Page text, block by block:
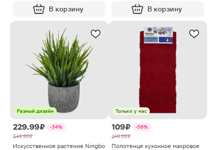
В корзину В корзину
Разный дизайн
229.99 ₽
-34%
349.99 ₽
Искусственное растение Ningbo
Только у нас
109 ₽
-56%
249.99 ₽
Полотенце кухонное махровое